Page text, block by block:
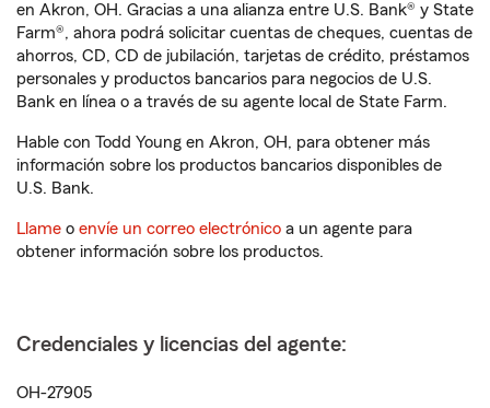
en Akron, OH. Gracias a una alianza entre U.S. Bank® y State
Farm®, ahora podrá solicitar cuentas de cheques, cuentas de
ahorros, CD, CD de jubilación, tarjetas de crédito, préstamos
personales y productos bancarios para negocios de U.S.
Bank en línea o a través de su agente local de State Farm.
Hable con Todd Young en Akron, OH, para obtener más
información sobre los productos bancarios disponibles de
U.S. Bank.
Llame o envíe un correo electrónico a un agente para
obtener información sobre los productos.
Credenciales y licencias del agente:
OH-27905